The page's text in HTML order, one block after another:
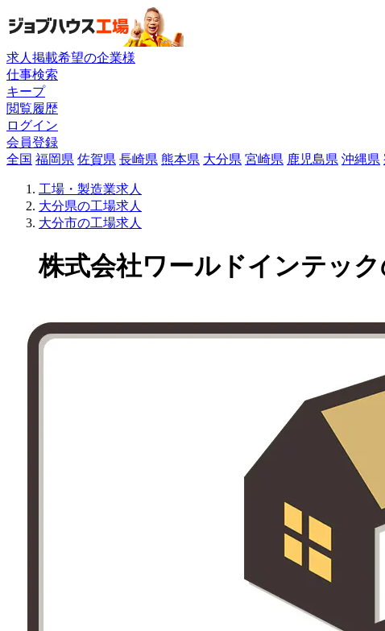
求人掲載希望の企業様
仕事検索
キープ
閲覧履歴
ログイン
会員登録
全国 福岡県 佐賀県 長崎県 熊本県 大分県 宮崎県 鹿児島県 沖縄県
工場・製造業求人
大分県の工場求人
大分市の工場求人
株式会社ワールドインテック